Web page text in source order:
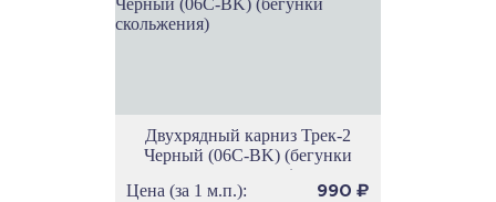
Двухрядный карниз Трек-2
Черный (06С-BK) (бегунки
скольжения)
Цена (за 1 м.п.):
990 ₽